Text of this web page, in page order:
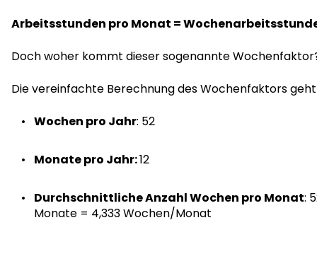
Arbeitsstunden pro Monat =
Doch woher kommt dieser sogenannte
Die vereinfachte Berechnung des Wochenfaktors
Wochen pro Jahr: 52
Monate pro Jahr:12
Durchschnittliche Anzahl Wochen pro Monat:
Monate = 4,333 Wochen/Monat